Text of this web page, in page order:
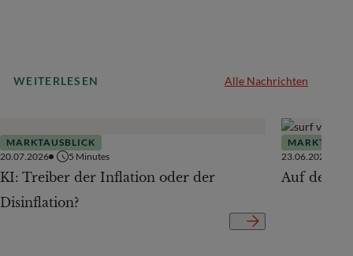
WEITERLESEN Alle Nachrichten
MARKTAUSBLICK
20.07.2026
5 Minutes
KI: Treiber der Inflation oder der
Disinflation?
23.06.2026
Auf der